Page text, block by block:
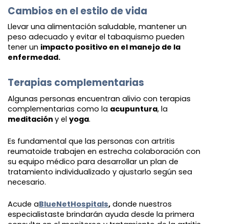
Cambios en el estilo de vida
Llevar una alimentación saludable, mantener un
peso adecuado y evitar el tabaquismo pueden
tener un impacto positivo en el manejo de la
enfermedad.
Terapias complementarias
Algunas personas encuentran alivio con terapias
complementarias como la acupuntura, la
meditación y el yoga.
Es fundamental que las personas con artritis
reumatoide trabajen en estrecha colaboración con
su equipo médico para desarrollar un plan de
tratamiento individualizado y ajustarlo según sea
necesario.
Acude aBlueNetHospitals, donde nuestros
especialistaste brindarán ayuda desde la primera